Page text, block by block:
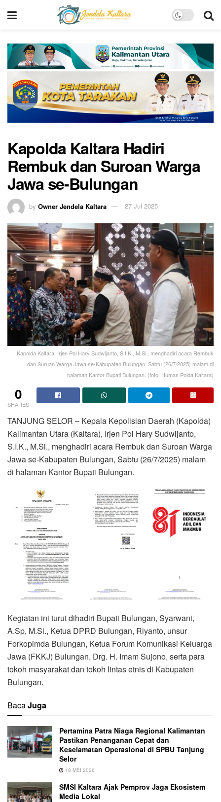
Kapolda Kaltara Hadiri
Rembuk dan Suroan Warga
Jawa se-Bulungan
by Owner Jendela Kaltara 27 Jul 2025
Kapolda Kaltara, Irjen Pol Hary Sudwijanto, S.I.K., M.Si., menghadiri acara Rembuk
dan Suruan Warga Jawa se-Kabupaten Bulungan, Sabtu (26/7/2025) malam di
halaman Kantor Bupati Bulungan. (foto: Humas Polda Kaltara)
0
SHARES
TANJUNG SELOR – Kepala Kepolisian Daerah (Kapolda)
Kalimantan Utara (Kaltara), Irjen Pol Hary Sudwijanto,
S.I.K., M.Si., menghadiri acara Rembuk dan Suroan Warga
Jawa se-Kabupaten Bulungan, Sabtu (26/7/2025) malam
di halaman Kantor Bupati Bulungan.
Kegiatan ini turut dihadiri Bupati Bulungan, Syarwani,
A.Sp, M.Si., Ketua DPRD Bulungan, Riyanto, unsur
Forkopimda Bulungan, Ketua Forum Komunikasi Keluarga
Jawa (FKKJ) Bulungan, Drg. H. Imam Sujono, serta para
tokoh masyarakat dan tokoh lintas etnis di Kabupaten
Bulungan.
BacaJuga
Pertamina Patra Niaga Regional Kalimantan
Pastikan Penanganan Cepat dan
Keselamatan Operasional di SPBU Tanjung
Selor
18 MEI 2026
SMSI Kaltara Ajak Pemprov Jaga Ekosistem
Media Lokal